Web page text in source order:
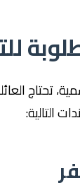
تحتاج
التالية: